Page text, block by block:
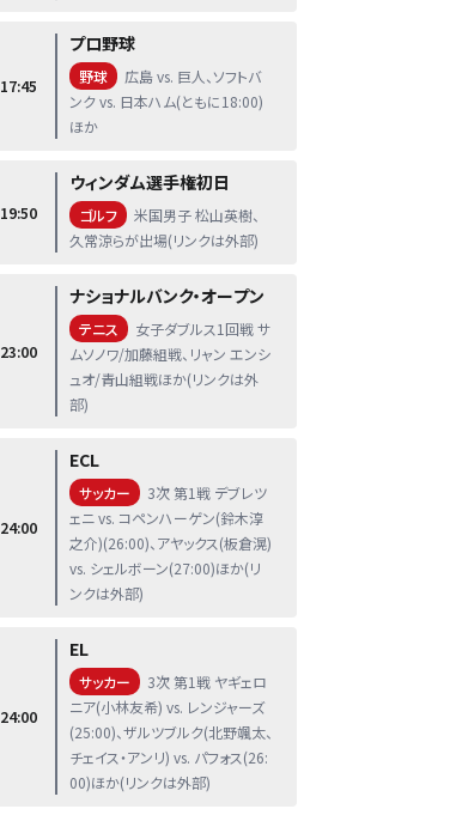
17:45
プロ野球
野球
広島 vs. 巨人、ソフトバ
ンク vs. 日本ハム(ともに18:00)
ほか
19:50
ウィンダム選手権初日
ゴルフ
米国男子 松山英樹、
久常涼らが出場(リンクは外部)
23:00
ナショナルバンク・オープン
テニス
女子ダブルス1回戦 サ
ムソノワ/加藤組戦、リャン エンシ
ュオ/青山組戦ほか(リンクは外
部)
24:00
ECL
サッカー
3次 第1戦 デブレツ
ェニ vs. コペンハーゲン(鈴木淳
之介)(26:00)、アヤックス(板倉滉)
vs. シェルボーン(27:00)ほか(リ
ンクは外部)
24:00
EL
サッカー
3次 第1戦 ヤギェロ
ニア(小林友希) vs. レンジャーズ
(25:00)、ザルツブルク(北野颯太、
チェイス・アンリ) vs. パフォス(26:
00)ほか(リンクは外部)